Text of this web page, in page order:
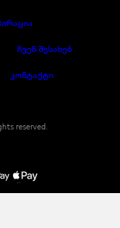
ჩვენ შესახებ
კონტაქტი
reserved.